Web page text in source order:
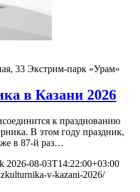
33 Экстрим-парк «Урам»
в Казани 2026
к празднованию
В этом году праздник,
в 87-й раз…
2026-08-03T14:22:00+03:00
v-kazani-2026/